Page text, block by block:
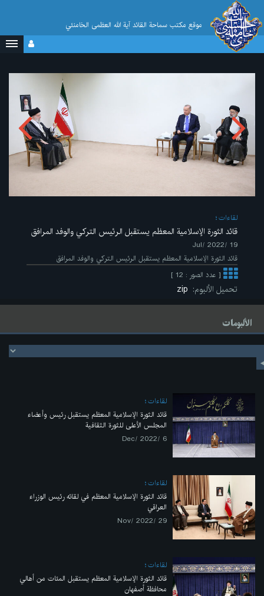
موقع مکتب سماحة القائد آية الله العظمى الخامنئي
لقاءات
قائد الثورة الإسلامية المعظم يستقبل الرئيس التركي والوفد المرافق
19 /Jul/ 2022
قائد الثورة الإسلامية المعظم يستقبل الرئيس التركي والوفد المرافق
[ عدد الصور : 12 ]
تحميل الألبوم:
الألبومات
لقاءات
قائد الثورة الإسلامية المعظم يستقبل رئيس وأعضاء
المجلس الأعلى للثورة الثقافية
6 /Dec/ 2022
لقاءات
قائد الثورة الإسلامية المعظم في لقائه رئيس الوزراء
العراقي
29 /Nov/ 2022
لقاءات
قائد الثورة الإسلامية المعظم يستقبل المئات من أهالي
محافظة أصفهان